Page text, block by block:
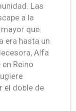
Las
a la
que
era hasta un
Alfa
Reino
el doble de